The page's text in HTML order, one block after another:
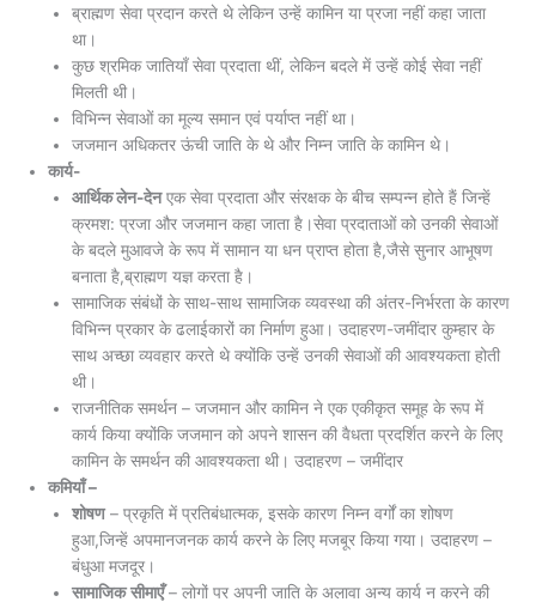
ब्राह्मण सेवा प्रदान करते थे लेकिन उन्हें कामिन या प्रजा नहीं कहा जाता
था।
कुछ श्रमिक जातियाँ सेवा प्रदाता थीं, लेकिन बदले में उन्हें कोई सेवा नहीं
मिलती थी।
विभिन्न सेवाओं का मूल्य समान एवं पर्याप्त नहीं था।
जजमान अधिकतर ऊंची जाति के थे और निम्न जाति के कामिन थे।
कार्य-
आर्थिक लेन-देनएक सेवा प्रदाता और संरक्षक के बीच सम्पन्न होते हैं जिन्हें
क्रमश: प्रजा और जजमान कहा जाता है।सेवा प्रदाताओं को उनकी सेवाओं
के बदले मुआवजे के रूप में सामान या धन प्राप्त होता है,जैसे सुनार आभूषण
बनाता है,ब्राह्मण यज्ञ करता है।
सामाजिक संबंधों के साथ-साथ सामाजिक व्यवस्था की अंतर-निर्भरता के कारण
विभिन्न प्रकार के ढलाईकारों का निर्माण हुआ। उदाहरण-जमींदार कुम्हार के
साथ अच्छा व्यवहार करते थे क्योंकि उन्हें उनकी सेवाओं की आवश्यकता होती
थी।
राजनीतिक समर्थन – जजमान और कामिन ने एक एकीकृत समूह के रूप में
कार्य किया क्योंकि जजमान को अपने शासन की वैधता प्रदर्शित करने के लिए
कामिन के समर्थन की आवश्यकता थी। उदाहरण – जमींदार
कमियाँ –
शोषण– प्रकृति में प्रतिबंधात्मक, इसके कारण निम्न वर्गों का शोषण
हुआ,जिन्हें अपमानजनक कार्य करने के लिए मजबूर किया गया। उदाहरण –
बंधुआ मजदूर।
सामाजिक सीमाएँ– लोगों पर अपनी जाति के अलावा अन्य कार्य न करने की